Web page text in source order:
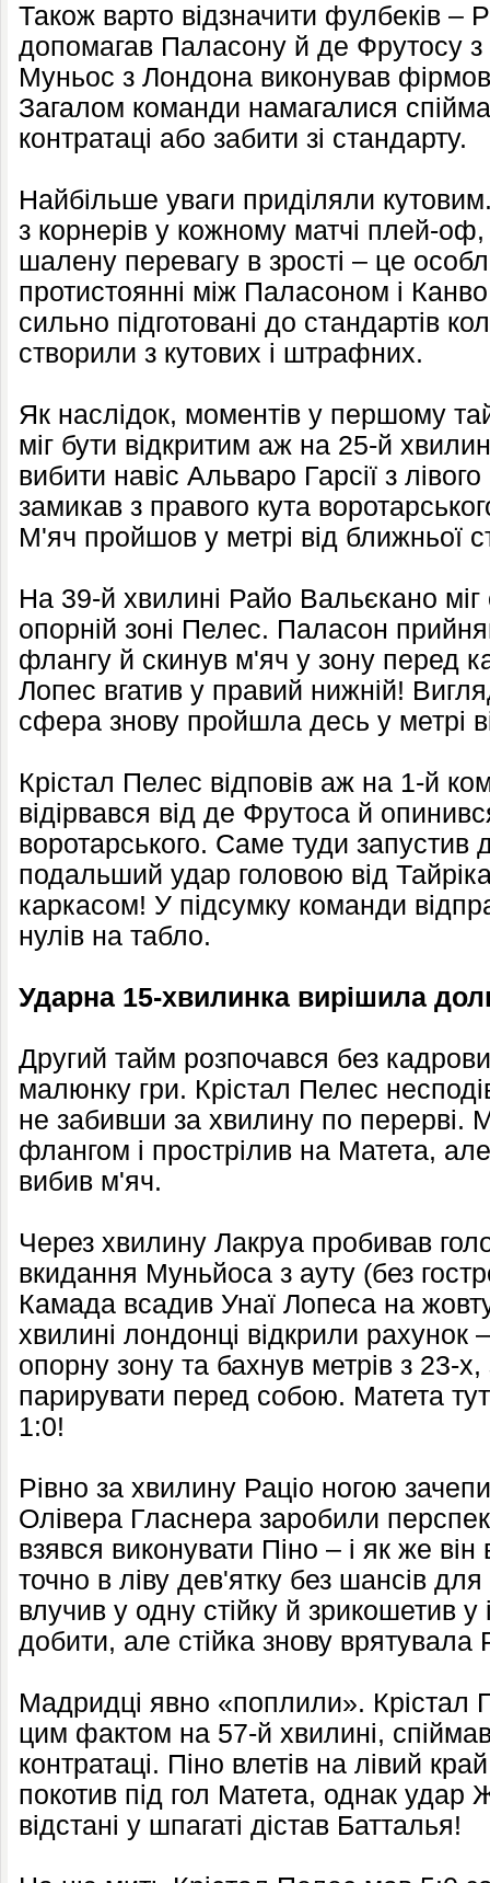
Також варто відзначити фулбеків –
допомагав Паласону й де Фрутосу з
Муньос з Лондона виконував
Загалом команди намагалися
контратаці або забити зі стандарту.
Найбільше уваги приділяли
з корнерів у кожному матчі плей-
шалену перевагу в зрості – це
протистоянні між Паласоном і
сильно підготовані до стандартів
створили з кутових і штрафних.
Як наслідок, моментів у першому
міг бути відкритим аж на 25-й
вибити навіс Альваро Гарсії з
замикав з правого кута
М'яч пройшов у метрі від ближньої
На 39-й хвилині Райо Вальєкано
опорній зоні Пелес. Паласон
флангу й скинув м'яч у зону перед
Лопес вгатив у правий нижній!
сфера знову пройшла десь у метрі
Крістал Пелес відповів аж на 1-й
відірвався від де Фрутоса й
воротарського. Саме туди запустив
подальший удар головою від
каркасом! У підсумку команди
нулів на табло.
Ударна 15-хвилинка вирішила
Другий тайм розпочався без
малюнку гри. Крістал Пелес
не забивши за хвилину по перерві.
флангом і прострілив на Матета,
вибив м'яч.
Через хвилину Лакруа пробивав
вкидання Муньйоса з ауту (без
Камада всадив Унаї Лопеса на
хвилині лондонці відкрили рахунок
опорну зону та бахнув метрів з 23-
парирувати перед собою. Матета
1:0!
Рівно за хвилину Раціо ногою
Олівера Гласнера заробили
взявся виконувати Піно – і як же
точно в ліву дев'ятку без шансів
влучив у одну стійку й зрикошетив
добити, але стійка знову врятувала
Мадридці явно «поплили». Крістал
цим фактом на 57-й хвилині,
контратаці. Піно влетів на лівий
покотив під гол Матета, однак удар
відстані у шпагаті дістав Батталья!